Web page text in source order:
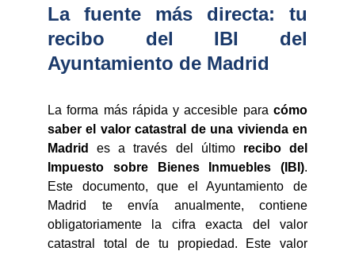
La fuente más directa: tu
recibo del IBI del
Ayuntamiento de Madrid
La forma más rápida y accesible para cómo
saber el valor catastral de una vivienda en
Madrid
es a través del último recibo del
Impuesto sobre Bienes Inmuebles (IBI).
Este documento, que el Ayuntamiento de
Madrid te envía anualmente, contiene
obligatoriamente la cifra exacta del valor
catastral total de tu propiedad. Este valor